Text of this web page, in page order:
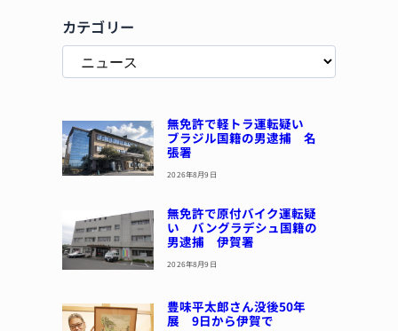
カテゴリー
無免許で軽トラ運転疑い
ブラジル国籍の男逮捕 名
張署
2026年8月9日
無免許で原付バイク運転疑
い バングラデシュ国籍の
男逮捕 伊賀署
2026年8月9日
豊味平太郎さん没後50年
展 9日から伊賀で